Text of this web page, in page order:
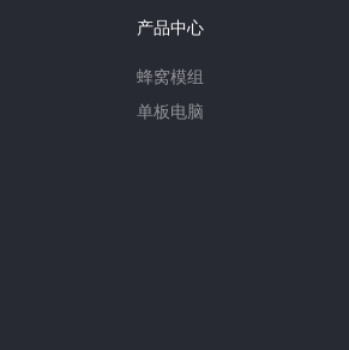
产品中心
蜂窝模组
单板电脑